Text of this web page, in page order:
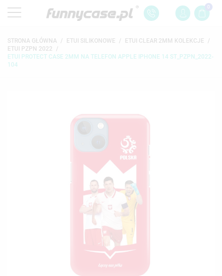
0
STRONA GŁÓWNA ETUI SILIKONOWE
ETUI CLEAR 2MM KOLEKCJE
ETUI PZPN 2022
ETUI PROTECT CASE 2MM NA TELEFON APPLE IPHONE 14 ST_PZPN_2022-
104